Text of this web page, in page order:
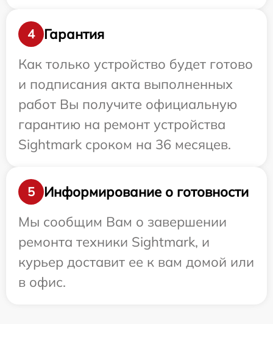
4
Гарантия
Как только устройство будет готово
и подписания акта выполненных
работ Вы получите официальную
гарантию на ремонт устройства
Sightmark сроком на 36 месяцев.
5
Информирование о готовности
Мы сообщим Вам о завершении
ремонта техники Sightmark, и
курьер доставит ее к вам домой или
в офис.